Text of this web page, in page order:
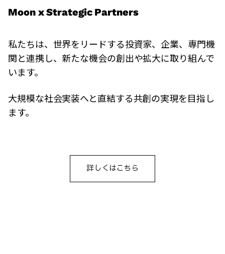
Moon x Strategic Partners
私たちは、世界をリードする投資家、企業、専門機
関と連携し、新たな機会の創出や拡大に取り組んで
います。
大規模な社会実装へと直結する共創の実現を目指し
ます。
詳しくはこちら